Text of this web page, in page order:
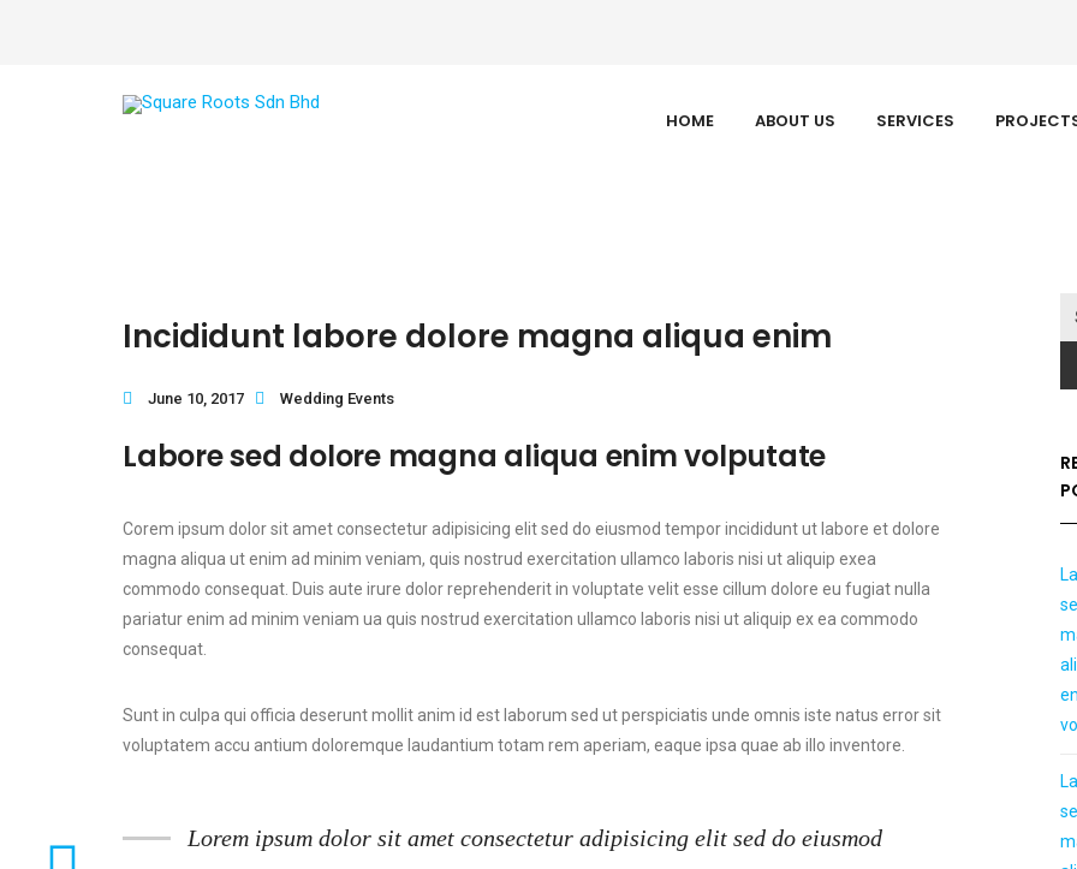
HOME ABOUT US SERVICES
Incididunt labore dolore magna aliqua enim
June 10, 2017 Wedding Events
Labore sed dolore magna aliqua enim volputate
Corem ipsum dolor sit amet consectetur adipisicing elit sed do eiusmod tempor incididunt ut labore et dolore
magna aliqua ut enim ad minim veniam, quis nostrud exercitation ullamco laboris nisi ut aliquip exea
commodo consequat. Duis aute irure dolor reprehenderit in voluptate velit esse cillum dolore eu fugiat nulla
pariatur enim ad minim veniam ua quis nostrud exercitation ullamco laboris nisi ut aliquip ex ea commodo
consequat.
Sunt in culpa qui officia deserunt mollit anim id est laborum sed ut perspiciatis unde omnis iste natus error sit
voluptatem accu antium doloremque laudantium totam rem aperiam, eaque ipsa quae ab illo inventore.
Lorem ipsum dolor sit amet consectetur adipisicing elit sed do eiusmod